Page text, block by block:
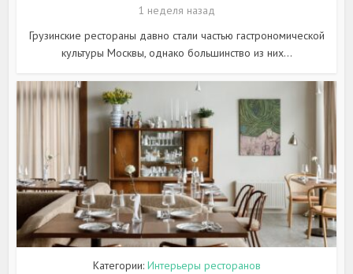
1 неделя назад
Грузинские рестораны давно стали частью гастрономической
культуры Москвы, однако большинство из них...
Категории: Интерьеры ресторанов